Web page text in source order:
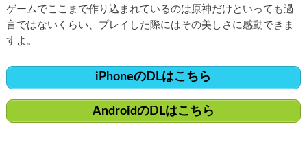
ゲームでここまで作り込まれているのは原神だけといっても過
言ではないくらい、プレイした際にはその美しさに感動できま
すよ。
iPhoneのDLはこちら
AndroidのDLはこちら